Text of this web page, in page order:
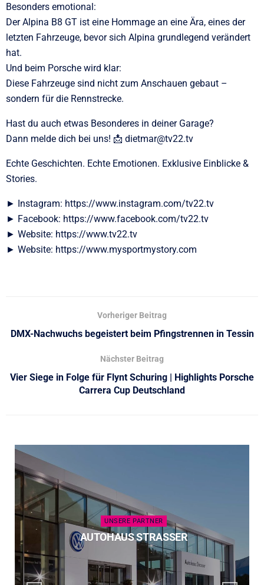
Besonders emotional:
Der Alpina B8 GT ist eine Hommage an eine Ära, eines der
letzten Fahrzeuge, bevor sich Alpina grundlegend verändert
hat.
Und beim Porsche wird klar:
Diese Fahrzeuge sind nicht zum Anschauen gebaut –
sondern für die Rennstrecke.
Hast du auch etwas Besonderes in deiner Garage?
Dann melde dich bei uns! 📩 dietmar@tv22.tv
Echte Geschichten. Echte Emotionen. Exklusive Einblicke &
Stories.
► Instagram: https://www.instagram.com/tv22.tv
► Facebook: https://www.facebook.com/tv22.tv
► Website: https://www.tv22.tv
► Website: https://www.mysportmystory.com
Vorheriger Beitrag
DMX-Nachwuchs begeistert beim Pfingstrennen in Tessin
Nächster Beitrag
Vier Siege in Folge für Flynt Schuring | Highlights Porsche
Carrera Cup Deutschland
UNSERE PARTNER
AUTOHAUS STRASSER